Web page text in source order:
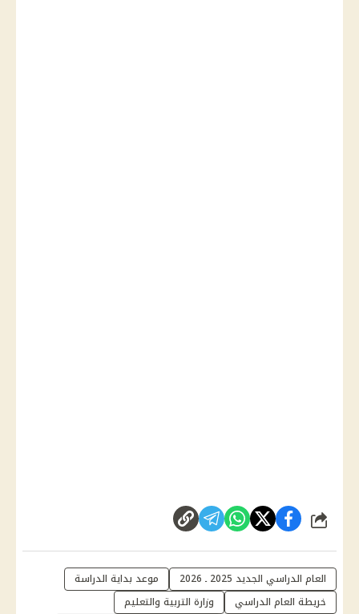
شارك
العام الدراسي الجديد 2025 ـ 2026
موعد بداية الدراسة
خريطة العام الدراسي
وزارة التربية والتعليم